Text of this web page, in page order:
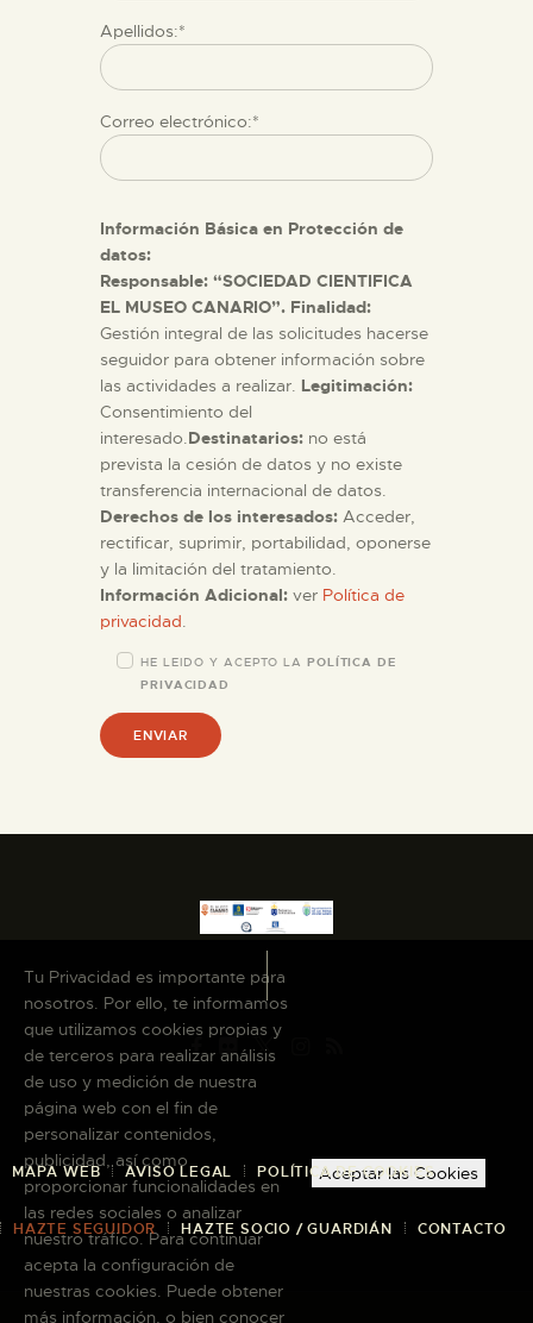
EL MUSEO
DIDÁCTICA
ESPAÑOL
Apellidos:*
Correo electrónico:*
Información Básica en Protección de
datos:
Responsable: “SOCIEDAD CIENTIFICA
EL MUSEO CANARIO”. Finalidad:
Gestión integral de las solicitudes hacerse
seguidor para obtener información sobre
las actividades a realizar. Legitimación:
Consentimiento del
interesado.Destinatarios: no está
prevista la cesión de datos y no existe
transferencia internacional de datos.
Derechos de los interesados: Acceder,
rectificar, suprimir, portabilidad, oponerse
y la limitación del tratamiento.
Información Adicional: ver Política de
privacidad.
HE LEIDO Y ACEPTO LA POLÍTICA DE
PRIVACIDAD
MAPA WEB AVISO LEGAL POLÍTICA DE COOKIES
HAZTE SEGUIDOR HAZTE SOCIO / GUARDIÁN CONTACTO
Tu Privacidad es importante para
nosotros. Por ello, te informamos
que utilizamos cookies propias y
de terceros para realizar análisis
de uso y medición de nuestra
página web con el fin de
personalizar contenidos,
publicidad, así como
proporcionar funcionalidades en
las redes sociales o analizar
nuestro tráfico. Para continuar
acepta la configuración de
nuestras cookies. Puede obtener
más información, o bien conocer
Aceptar las Cookies